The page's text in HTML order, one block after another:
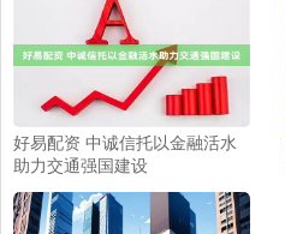
好易配资 中诚信托以金融活水
助力交通强国建设